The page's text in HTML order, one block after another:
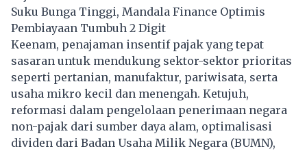
Suku Bunga Tinggi, Mandala Finance Optimis
Pembiayaan Tumbuh 2 Digit
Keenam, penajaman insentif pajak yang tepat
sasaran untuk mendukung sektor-sektor prioritas
seperti pertanian, manufaktur, pariwisata, serta
usaha mikro kecil dan menengah. Ketujuh,
reformasi dalam pengelolaan penerimaan negara
non-pajak dari sumber daya alam, optimalisasi
dividen dari Badan Usaha Milik Negara (BUMN),